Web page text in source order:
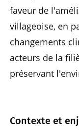
faveur de
villageoise, en
changements
acteurs de la
préservant
Contexte et